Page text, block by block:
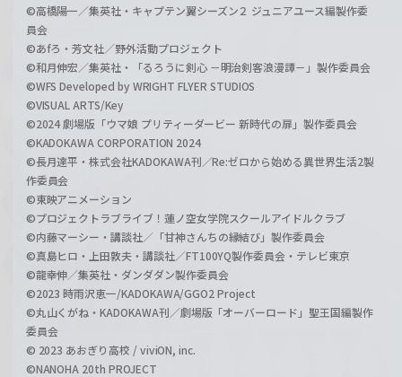
©高橋陽一／集英社・キャプテン翼シーズン２ ジュニアユース編製作委
員会
©あfろ・芳文社／野外活動プロジェクト
©和月伸宏／集英社・「るろうに剣心 －明治剣客浪漫譚－」製作委員会
©WFS Developed by WRIGHT FLYER STUDIOS
©VISUAL ARTS/Key
©2024 劇場版「ウマ娘 プリティーダービー 新時代の扉」製作委員会
©KADOKAWA CORPORATION 2024
©長月達平・株式会社KADOKAWA刊／Re:ゼロから始める異世界生活2製
作委員会
©東映アニメーション
©プロジェクトラブライブ！蓮ノ空女学院スクールアイドルクラブ
©内藤マーシー・講談社／「甘神さんちの縁結び」製作委員会
©真島ヒロ・上田敦夫・講談社／FT100YQ製作委員会・テレビ東京
©龍幸伸／集英社・ダンダダン製作委員会
©2023 時雨沢恵一/KADOKAWA/GGO2 Project
©丸山くがね・KADOKAWA刊／劇場版「オーバーロード」聖王国編製作
委員会
© 2023 あおぎり高校 / viviON, inc.
©NANOHA 20th PROJECT